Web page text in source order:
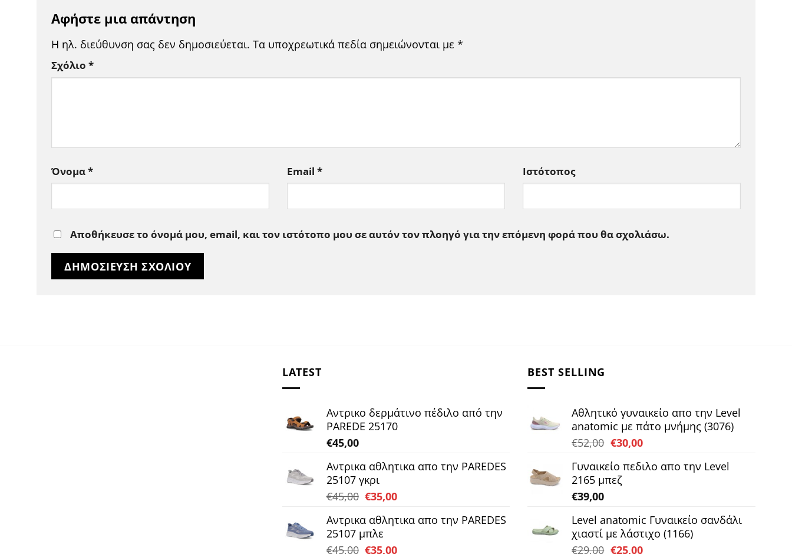
Αφήστε μια απάντηση
Η ηλ. διεύθυνση σας δεν δημοσιεύεται. Τα υποχρεωτικά πεδία σημειώνονται με *
Σχόλιο *
Όνομα* Email * Ιστότοπος
Αποθήκευσε το όνομά μου, email, και τον ιστότοπο μου σε αυτόν τον πλοηγό για την επόμενη φορά που θα σχολιάσω.
LATEST
Αντρικο δερμάτινο πέδιλο από την
PAREDE 25170
€45,00
Αντρικα αθλητικα απο την PAREDES
25107 γκρι
€45,00 Original
was:
€45,00.
€35,00Η
τιμή
Αντρικα αθλητικα απο την PAREDES
25107 μπλε
€45,00 Original
€35,00Η
BEST SELLING
Αθλητικό γυναικείο απο την Level
anatomic με πάτο μνήμης (3076)
€52,00 Original
was:
€52,00.
€30,00Η
τιμή
Γυναικείο πεδιλο απο την Level
2165 μπεζ
€39,00
Level anatomic Γυναικείο σανδάλι
χιαστί με λάστιχο (1166)
€29,00 Original
€25,00Η